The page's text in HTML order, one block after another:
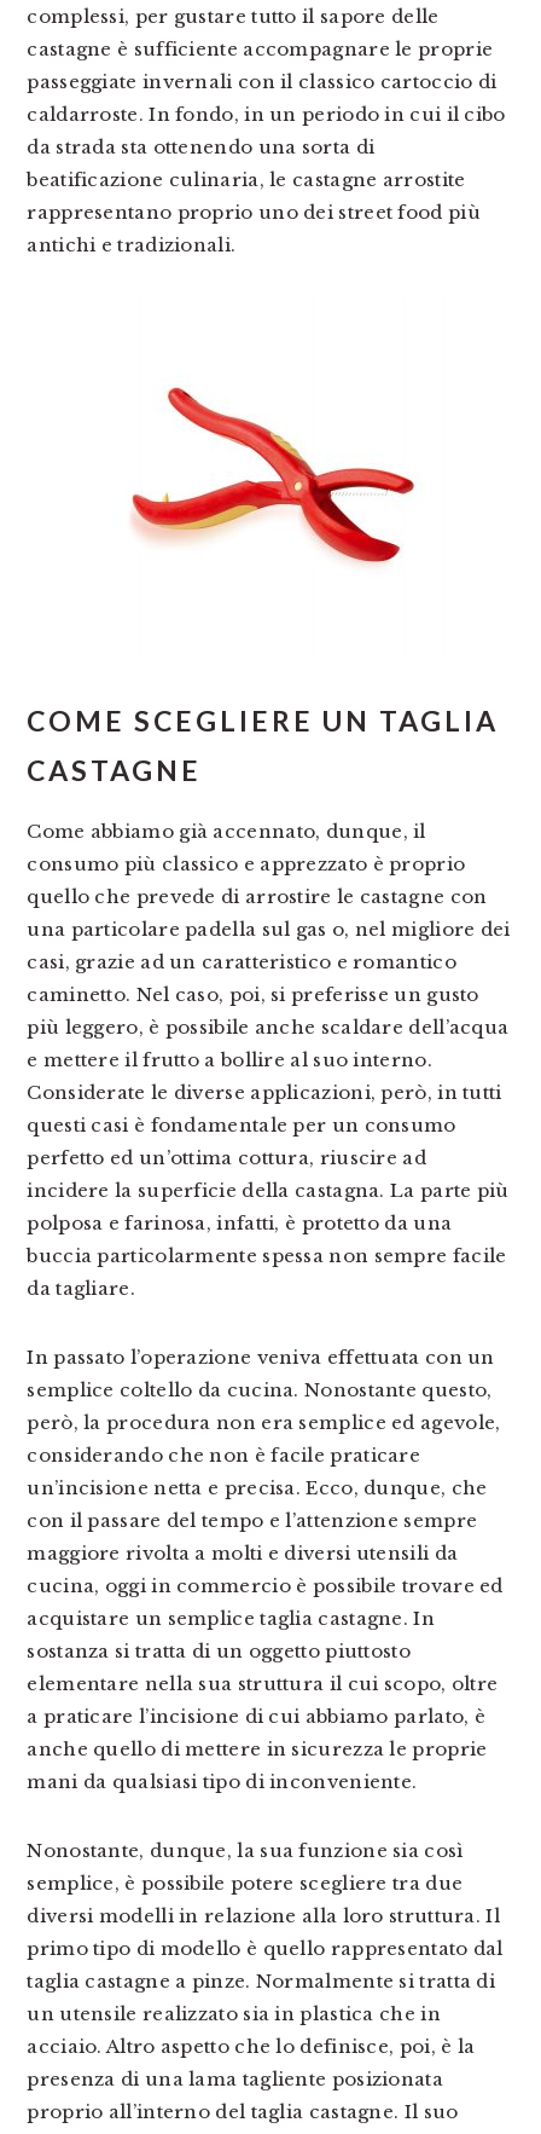
complessi, per gustare tutto il sapore delle
castagne è sufficiente accompagnare le proprie
passeggiate invernali con il classico cartoccio di
caldarroste. In fondo, in un periodo in cui il cibo
da strada sta ottenendo una sorta di
beatificazione culinaria, le castagne arrostite
rappresentano proprio uno dei street food più
antichi e tradizionali.
COME SCEGLIERE UN TAGLIA
CASTAGNE
Come abbiamo già accennato, dunque, il
consumo più classico e apprezzato è proprio
quello che prevede di arrostire le castagne con
una particolare padella sul gas o, nel migliore dei
casi, grazie ad un caratteristico e romantico
caminetto. Nel caso, poi, si preferisse un gusto
più leggero, è possibile anche scaldare dell’acqua
e mettere il frutto a bollire al suo interno.
Considerate le diverse applicazioni, però, in tutti
questi casi è fondamentale per un consumo
perfetto ed un’ottima cottura, riuscire ad
incidere la superficie della castagna. La parte più
polposa e farinosa, infatti, è protetto da una
buccia particolarmente spessa non sempre facile
da tagliare.
In passato l’operazione veniva effettuata con un
semplice coltello da cucina. Nonostante questo,
però, la procedura non era semplice ed agevole,
considerando che non è facile praticare
un’incisione netta e precisa. Ecco, dunque, che
con il passare del tempo e l’attenzione sempre
maggiore rivolta a molti e diversi utensili da
cucina, oggi in commercio è possibile trovare ed
acquistare un semplice taglia castagne. In
sostanza si tratta di un oggetto piuttosto
elementare nella sua struttura il cui scopo, oltre
a praticare l’incisione di cui abbiamo parlato, è
anche quello di mettere in sicurezza le proprie
mani da qualsiasi tipo di inconveniente.
Nonostante, dunque, la sua funzione sia così
semplice, è possibile potere scegliere tra due
diversi modelli in relazione alla loro struttura. Il
primo tipo di modello è quello rappresentato dal
taglia castagne a pinze. Normalmente si tratta di
un utensile realizzato sia in plastica che in
acciaio. Altro aspetto che lo definisce, poi, è la
presenza di una lama tagliente posizionata
proprio all’interno del taglia castagne. Il suo